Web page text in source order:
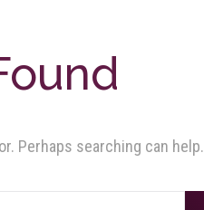
Perhaps searching can help.